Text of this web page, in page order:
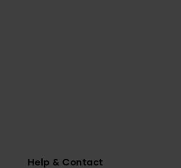
Help & Contact